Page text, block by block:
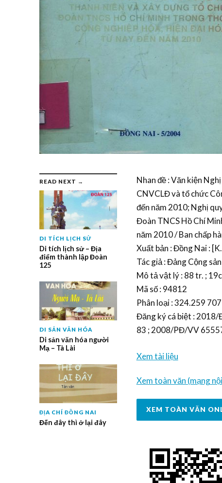
READ NEXT →
DI TÍCH LỊCH SỬ
Di tích lịch sử – Địa
điểm thành lập Đoàn
125
DI SẢN VĂN HÓA
Di sản văn hóa người
Mạ – Tà Lài
ĐỊA CHÍ ĐỒNG NAI
Đến đây thì ở lại đây
Nhan đề : Văn kiện
CNVCLĐ và tổ chức
đến năm 2010; Nghị
Đoàn TNCS Hồ Chí
năm 2010 / Ban chấp
Xuất bản : Đồng Nai :
Tác giả : Đảng Cộng
Mô tả vật lý : 88 tr. ;
Mã số : 94812
Phân loại : 324.259
Đăng ký cá biệt :
83 ; 2008/PĐ/VV
Xem tài liệu
Xem toàn văn (mạng
XEM TOÀN VĂN